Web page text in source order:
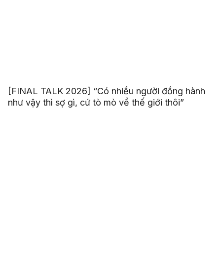
[FINAL TALK 2026] “Có nhiều người đồng hành
như vậy thì sợ gì, cứ tò mò về thế giới thôi”